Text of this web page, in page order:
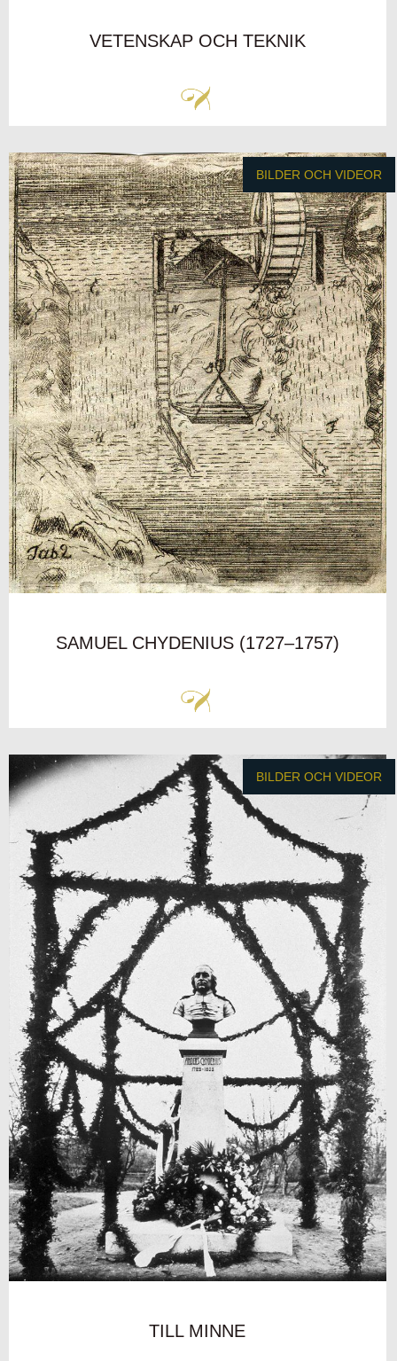
VETENSKAP OCH TEKNIK
BILDER OCH VIDEOR
SAMUEL CHYDENIUS (1727–1757)
BILDER OCH VIDEOR
TILL MINNE